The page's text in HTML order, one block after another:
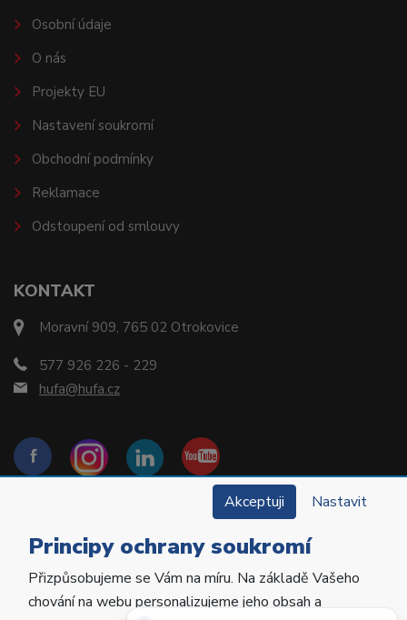
KONTAKT
Moravní 909, 765 02 Otrokovice
577 926 226 - 229
hufa@hufa.cz
Osobní údaje
O nás
Projekty EU
Nastavení soukromí
Obchodní podmínky
Reklamace
Odstoupení od smlouvy
Copyright © 2022 Hu-Fa Dental a.s. Všechna práva
vyhrazena.
Akceptuji Nastavit
Principy ochrany soukromí
Přizpůsobujeme se Vám na míru. Na základě Vašeho
chování na webu personalizujeme jeho obsah a
Potřebujete poradit?Zeptejte se našeho